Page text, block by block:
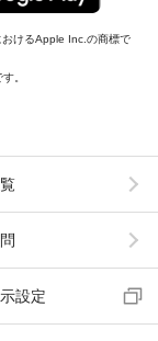
けるApple Inc.の商標で
。
設定